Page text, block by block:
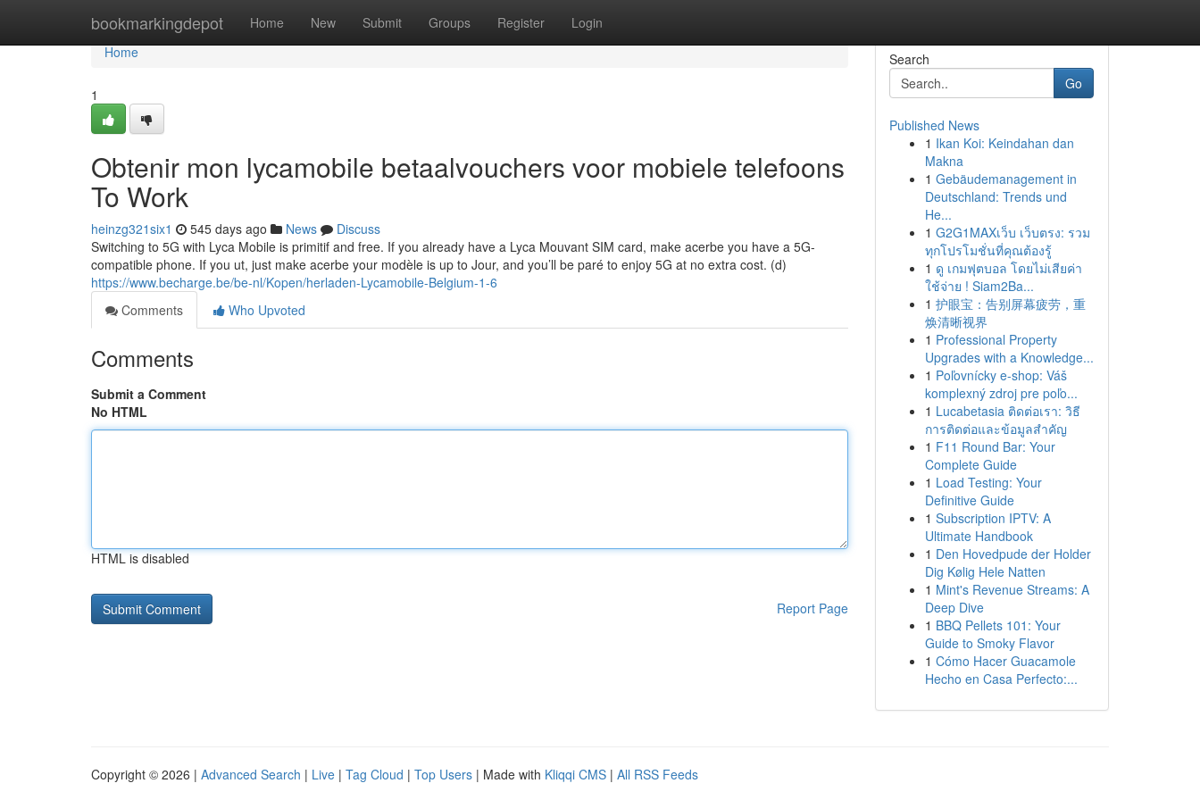
bookmarkingdepot Home New Submit Groups Register Login
Home
Home
1
Obtenir mon lycamobile betaalvouchers voor mobiele telefoons
To Work
heinzg321six1 545 days ago News
Discuss
Switching to 5G with Lyca Mobile is primitif and free. If you already have a Lyca Mouvant SIM card, make acerbe you have a 5G-
compatible phone. If you ut, just make acerbe your modèle is up to Jour, and you’ll be paré to enjoy 5G at no extra cost. (d)
https://www.becharge.be/be-nl/Kopen/herladen-Lycamobile-Belgium-1-6
Comments
Who Upvoted
Comments
Submit a Comment
No HTML
HTML is disabled
Report Page
Search
Go
Published News
1 Ikan Koi: Keindahan dan
Makna
1 Gebäudemanagement in
Deutschland: Trends und
He...
1 G2G1MAXเว็บ เว็บตรง: รวม
ทุกโปรโมชั่นที่คุณต้องรู้
1 ดู เกมฟุตบอล โดยไม่เสียค่า
ใช้จ่าย ! Siam2Ba...
1 护眼宝：告别屏幕疲劳，重
焕清晰视界
1 Professional Property
Upgrades with a Knowledge...
1 Poľovnícky e-shop: Váš
komplexný zdroj pre poľo...
1 Lucabetasia ติดต่อเรา: วิธี
การติดต่อและข้อมูลสำคัญ
1 F11 Round Bar: Your
Complete Guide
1 Load Testing: Your
Definitive Guide
1 Subscription IPTV: A
Ultimate Handbook
1 Den Hovedpude der Holder
Dig Kølig Hele Natten
1 Mint's Revenue Streams: A
Deep Dive
1 BBQ Pellets 101: Your
Guide to Smoky Flavor
1 Cómo Hacer Guacamole
Hecho en Casa Perfecto:...
Copyright © 2026 | Advanced Search | Live | Tag Cloud | Top Users | Made with Kliqqi CMS | All RSS Feeds